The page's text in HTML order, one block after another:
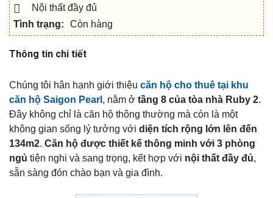
Nội thất đầy đủ
Tình trạng:
Còn hàng
Thông tin chi tiết
Chúng tôi hân hạnh giới thiệu căn hộ cho thuê tại khu
căn hộ Saigon Pearl , nằm ở tầng 8 của tòa nhà Ruby 2.
Đây không chỉ là căn hộ thông thường mà còn là một
không gian sống lý tưởng với diện tích rộng lớn lên đến
134m2. Căn hộ được thiết kế thông minh với 3 phòng
ngủ tiện nghi và sang trọng, kết hợp với nội thất đầy đủ,
sẵn sàng đón chào bạn và gia đình.